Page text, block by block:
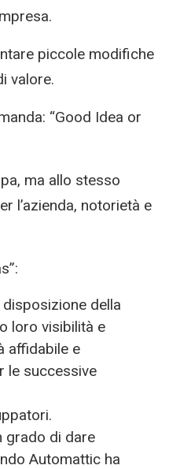
piccole modifiche
valore.
“Good Idea or
ma allo stesso
l’azienda, notorietà e
della
loro visibilità e
affidabile e
le successive
grado di dare
Automattic ha